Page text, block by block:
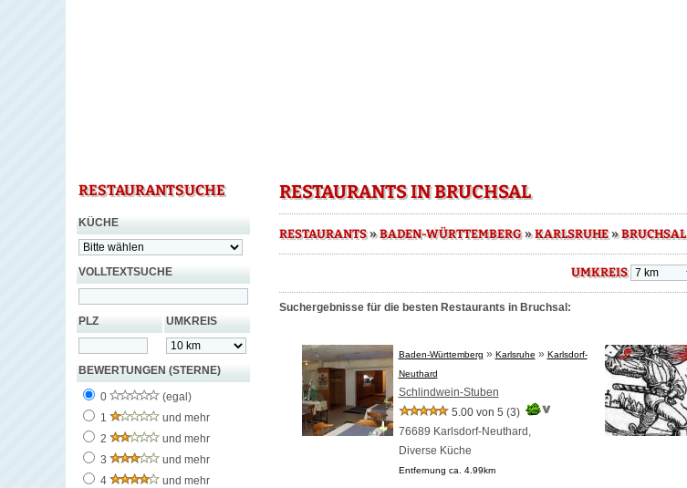
RESTAURANTSUCHE
KÜCHE
VOLLTEXTSUCHE
PLZ UMKREIS
BEWERTUNGEN (STERNE)
0
(egal)
1
und mehr
2
und mehr
3
und mehr
4
und mehr
RESTAURANTS IN BRUCHSAL
RESTAURANTS»BADEN-WÜRTTEMBERG»KARLSRUHE»BRUCHSAL
UMKREIS
Suchergebnisse für die besten Restaurants in Bruchsal:
Baden-Württemberg » Karlsruhe » Karlsdorf-
Neuthard
Schlindwein-Stuben
5.00 von 5 (3)
76689 Karlsdorf-Neuthard,
Diverse Küche
Entfernung ca. 4.99km